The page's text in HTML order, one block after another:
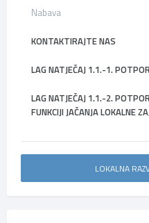
Nabava
KONTAKTIRAJTE NAS
LAG NATJEČAJ 1.1.-1.
LAG NATJEČAJ 1.1.-2.
FUNKCIJI JAČANJA LOKALNE
LOKALNA